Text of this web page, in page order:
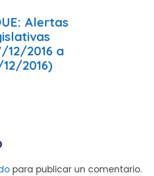
Alertas
12/2016 a
2016)
para publicar un comentario.